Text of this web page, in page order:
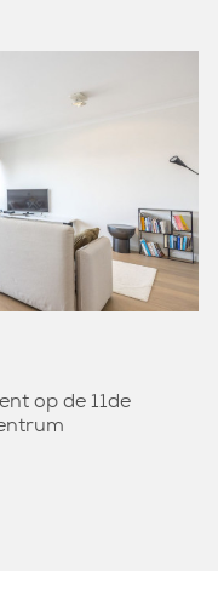
op de 11de